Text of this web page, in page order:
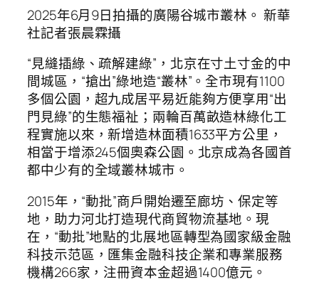
2025年6月9日拍攝的廣陽谷城市叢林。 新華
社記者張晨霖攝
“見縫插綠、疏解建綠”，北京在寸土寸金的中
間城區，“搶出”綠地造“叢林”。全市現有1100
多個公園，超九成居平易近能夠方便享用“出
門見綠”的生態福祉；兩輪百萬畝造林綠化工
程實施以來，新增造林面積1633平方公里，
相當于增添245個奧森公園。北京成為各國首
都中少有的全域叢林城市。
2015年，“動批”商戶開始遷至廊坊、保定等
地，助力河北打造現代商貿物流基地。現
在，“動批”地點的北展地區轉型為國家級金融
科技示范區，匯集金融科技企業和專業服務
機構266家，注冊資本金超過1400億元。